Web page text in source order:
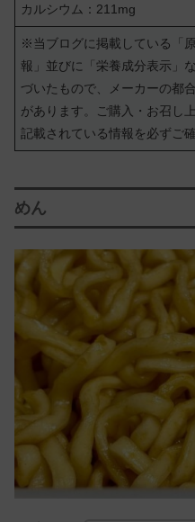
カルシウム：211mg
※当ブログに掲載している「
報」並びに「栄養成分表示」
づいたもので、メーカーの都
があります。ご購入・お召し
記載されている情報を必ずご
めん